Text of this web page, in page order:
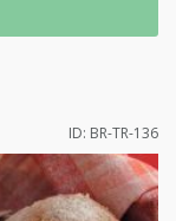
ID: BR-TR-136